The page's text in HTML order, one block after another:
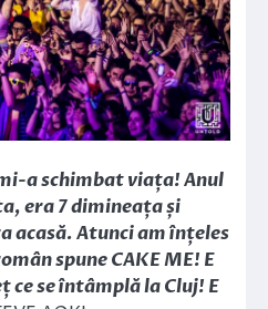
a schimbat viața! Anul
era 7 dimineața și
acasă. Atunci am înțeles
spune CAKE ME! E
se întâmplă la Cluj! E